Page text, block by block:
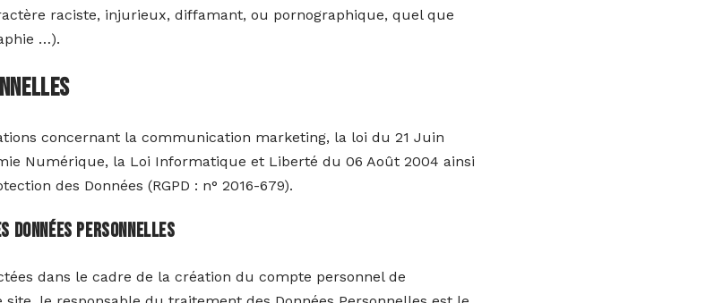
raciste, injurieux, diffamant, ou pornographique, quel que
…).
concernant la communication marketing, la loi du 21 Juin
Numérique, la Loi Informatique et Liberté du 06 Août 2004 ainsi
des Données (RGPD : n° 2016-679).
données personnelles
dans le cadre de la création du compte personnel de